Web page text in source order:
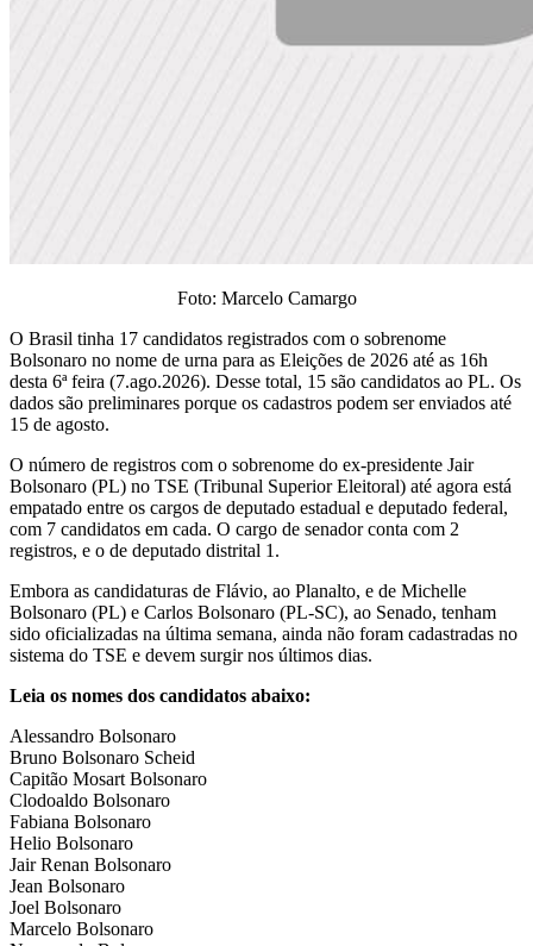
Foto: Marcelo Camargo
O Brasil tinha 17 candidatos registrados com o sobrenome
Bolsonaro no nome de urna para as Eleições de 2026 até as 16h
desta 6ª feira (7.ago.2026). Desse total, 15 são candidatos ao PL. Os
dados são preliminares porque os cadastros podem ser enviados até
15 de agosto.
O número de registros com o sobrenome do ex-presidente Jair
Bolsonaro (PL) no TSE (Tribunal Superior Eleitoral) até agora está
empatado entre os cargos de deputado estadual e deputado federal,
com 7 candidatos em cada. O cargo de senador conta com 2
registros, e o de deputado distrital 1.
Embora as candidaturas de Flávio, ao Planalto, e de Michelle
Bolsonaro (PL) e Carlos Bolsonaro (PL-SC), ao Senado, tenham
sido oficializadas na última semana, ainda não foram cadastradas no
sistema do TSE e devem surgir nos últimos dias.
Leia os nomes dos candidatos abaixo:
Alessandro Bolsonaro
Bruno Bolsonaro Scheid
Capitão Mosart Bolsonaro
Clodoaldo Bolsonaro
Fabiana Bolsonaro
Helio Bolsonaro
Jair Renan Bolsonaro
Jean Bolsonaro
Joel Bolsonaro
Marcelo Bolsonaro